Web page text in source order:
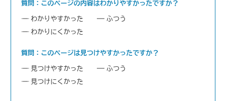
質問：このページの内容はわかりやすかったですか？
わかりやすかった
ふつう
わかりにくかった
質問：このページは見つけやすかったですか？
見つけやすかった
ふつう
見つけにくかった